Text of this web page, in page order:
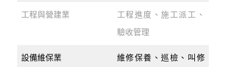
工程與營建業
工程進度、施工派工、
驗收管理
設備維保業
維修保養、巡檢、叫修